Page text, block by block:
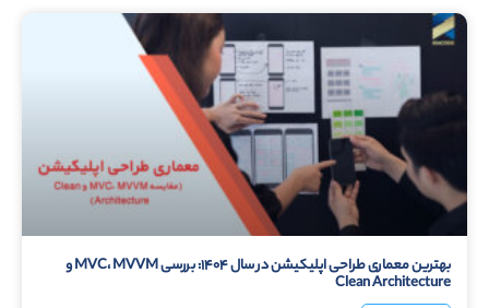
بهترین معماری طراحی اپلیکیشن در سال ۱۴۰۴: بررسی MVC، MVVM و
Clean Architecture